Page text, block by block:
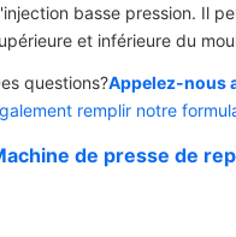
basse pression. Il
et inférieure du
questions?Appelez-nous
remplir notre
de presse de